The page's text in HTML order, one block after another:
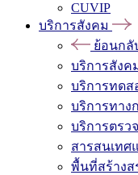
CUVIP
บริการสังคม
ย้อนกลั
บริการสังค
บริการทดส
บริการทาง
บริการตรว
สารสนเทศ
พื้นที่สร้างส